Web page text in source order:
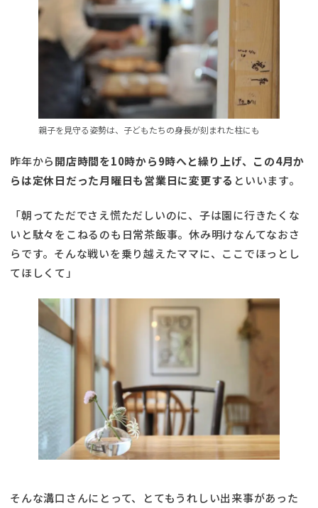
親子を見守る姿勢は、子どもたちの身長が刻まれた柱にも
昨年から開店時間を10時から9時へと繰り上げ、この4月か
らは定休日だった月曜日も営業日に変更する といいます。
「朝ってただでさえ慌ただしいのに、子は園に行きたくな
いと駄々をこねるのも日常茶飯事。休み明けなんてなおさ
らです。そんな戦いを乗り越えたママに、ここでほっとし
てほしくて」
そんな溝口さんにとって、とてもうれしい出来事があった